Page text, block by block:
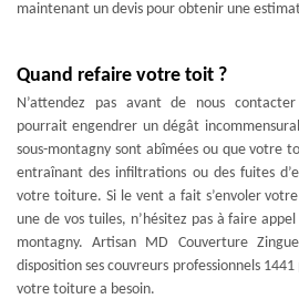
maintenant un devis pour obtenir une
Quand refaire votre toit ?
N’attendez pas avant de nous
pourrait engendrer un dégât
sous-montagny sont abîmées ou que votre
entraînant des infiltrations ou des fuites
votre toiture. Si le vent a fait s’envoler
une de vos tuiles, n’hésitez pas à faire
montagny. Artisan MD Couverture
disposition ses couvreurs professionnels
votre toiture a besoin.